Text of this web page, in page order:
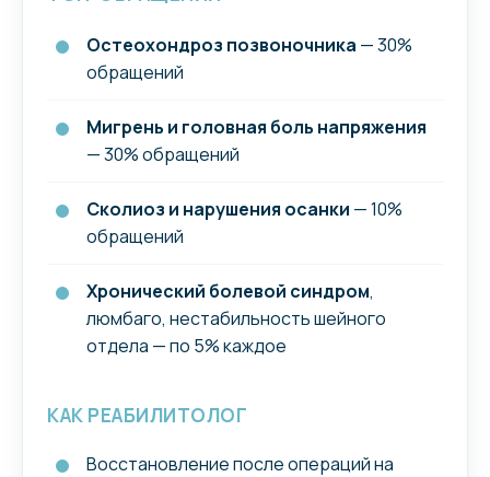
Остеохондроз позвоночника — 30%
обращений
Мигрень и головная боль напряжения
— 30% обращений
Сколиоз и нарушения осанки — 10%
обращений
Хронический болевой синдром,
люмбаго, нестабильность шейного
отдела — по 5% каждое
КАК РЕАБИЛИТОЛОГ
Восстановление после операций на